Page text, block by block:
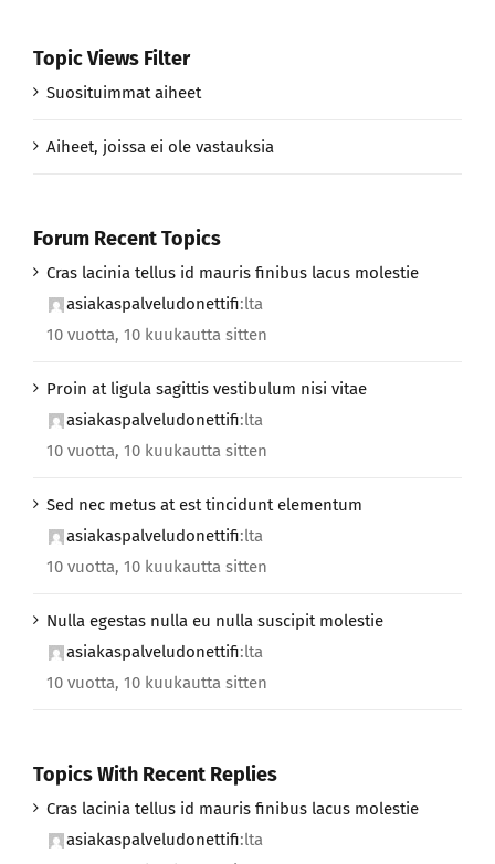
Topic Views Filter
Suosituimmat aiheet
Aiheet, joissa ei ole vastauksia
Forum Recent Topics
Cras lacinia tellus id mauris finibus lacus molestie
asiakaspalveludonettifi:lta
10 vuotta, 10 kuukautta sitten
Proin at ligula sagittis vestibulum nisi vitae
asiakaspalveludonettifi:lta
10 vuotta, 10 kuukautta sitten
Sed nec metus at est tincidunt elementum
asiakaspalveludonettifi:lta
10 vuotta, 10 kuukautta sitten
Nulla egestas nulla eu nulla suscipit molestie
asiakaspalveludonettifi:lta
10 vuotta, 10 kuukautta sitten
Topics With Recent Replies
Cras lacinia tellus id mauris finibus lacus molestie
asiakaspalveludonettifi:lta